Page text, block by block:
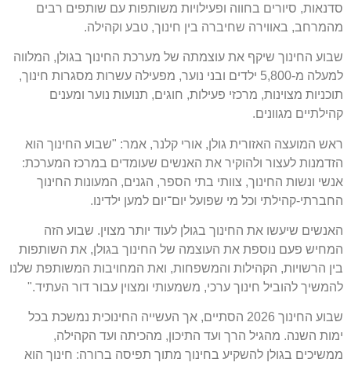
סדנאות, סיורים בחווה ופעילויות משותפות עם שותפים רבים
מהמרחב, באווירה שחיברה בין חינוך, טבע וקהילה.
שבוע החינוך שיקף את עוצמתה של מערכת החינוך בגולן, המלווה
למעלה מ-5,800 ילדים ובני נוער, מפעילה עשרות מסגרות חינוך,
תוכניות מצוינות, מרכזי פעילות, חוגים, תנועות נוער ומענים
קהילתיים מגוונים.
ראש המועצה האזורית גולן, אורי קלנר, אמר: "שבוע החינוך הוא
הזדמנות לעצור ולהוקיר את האנשים שעומדים במרכז המערכת:
אנשי ונשות החינוך, צוותי בתי הספר, הגנים, המעונות החינוך
החברתי-קהילתי וכל מי שפועל יום־יום למען ילדינו.
האנשים שיעשו את החינוך בגולן לעוד יותר מצוין. שבוע הזה
המחיש פעם נוספת את העוצמה של החינוך בגולן, את השותפות
בין הרשויות, הקהילות והמשפחות, ואת המחויבות המשותפת שלנו
להמשיך להוביל חינוך ערכי, משמעותי ומצוין עבור דור העתיד."
שבוע החינוך 2026 הסתיים, אך העשייה החינוכית נמשכת בכל
ימות השנה. מהגיל הרך ועד התיכון, מהכיתה ועד הקהילה,
ממשיכים בגולן להשקיע בחינוך מתוך תפיסה ברורה: חינוך הוא